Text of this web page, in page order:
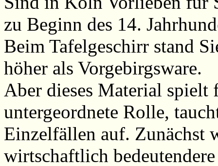
zu Beginn des 14.
Beim Tafelgeschirr stand
höher als Vorgebirgsware.
Aber dieses Material spielt
untergeordnete Rolle,
Einzelfällen auf. Zunächst
wirtschaftlich